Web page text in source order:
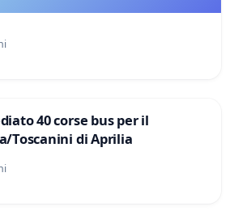
40 corse bus per il
Toscanini di Aprilia